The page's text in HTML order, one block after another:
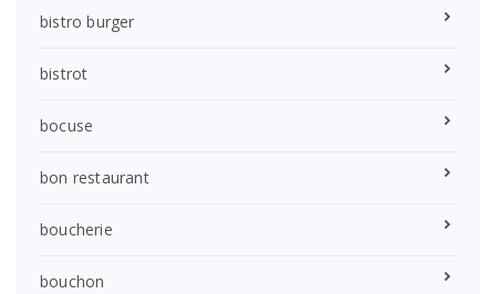
bistro burger
bistrot
bocuse
bon restaurant
boucherie
bouchon